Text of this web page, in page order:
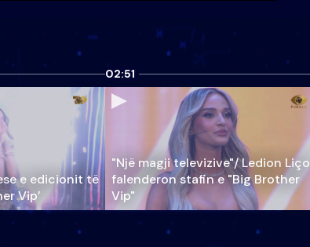
e edicionit të
Vip’
02:51
"Një magji televizive"/ Ledion Liço
falenderon stafin e "Big Brother
Vip"